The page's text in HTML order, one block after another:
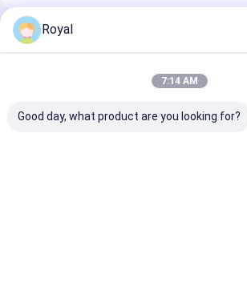
Συνιστώμενα Προϊόντα
Royal
7:14 AM
Good day, what product are you looking for?